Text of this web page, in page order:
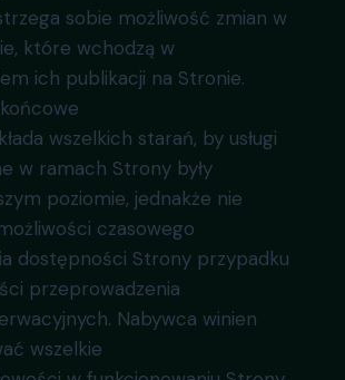
sobie możliwość zmian w
które wchodzą w
ich publikacji na Stronie.
wszelkich starań, by usługi
w ramach Strony były
poziomie, jednakże nie
czasowego
dostępności Strony przypadku
przeprowadzenia
Nabywca winien
wszelkie